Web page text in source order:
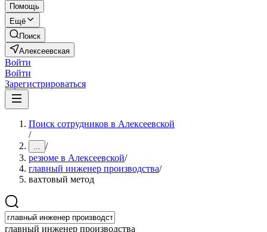
Помощь
Ещё
Поиск
Алексеевская
Войти
Войти
Зарегистрироваться
Поиск сотрудников в Алексеевской
/
... /
резюме в Алексеевской/
главный инженер производства/
вахтовый метод
главный инженер производства